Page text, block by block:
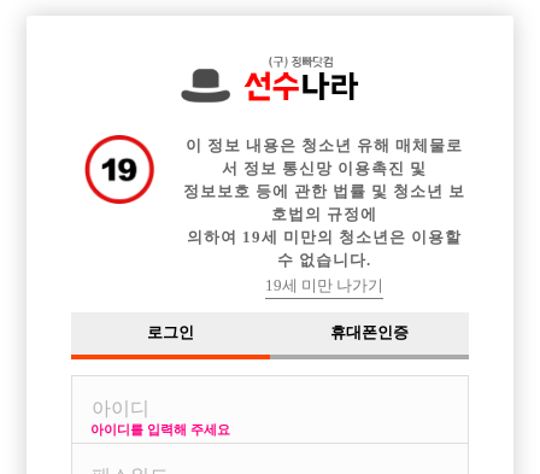
중빠 구인정보 아빠방 구인정보
이력서등록 이력서정보 커뮤니티 광고안내
이 정보 내용은 청소년 유해 매체물로
서 정보 통신망 이용촉진 및
정보보호 등에 관한 법률 및 청소년 보
호법의 규정에
의하여 19세 미만의 청소년은 이용할
수 없습니다.
19세 미만 나가기
로그인 휴대폰인증
아이디를 입력해 주세요
개인정보
고객센터
체불사업주
당사가 제공하는 구인정보는 접대부 채용이 가능한 1종 유흥주점만을 다루고 있
습니다.